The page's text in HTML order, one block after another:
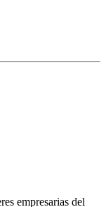
empresarias del